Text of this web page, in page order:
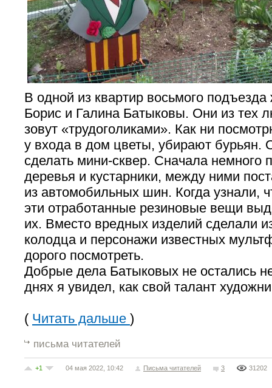
В одной из квартир восьмого подъезда
Борис и Галина Батыковы. Они из тех
зовут «трудоголиками». Как ни
у входа в дом цветы, убирают
сделать мини-сквер. Сначала немного
деревья и кустарники, между ними
из автомобильных шин. Когда узнали,
эти отработанные резиновые вещи
их. Вместо вредных изделий сделали
колодца и персонажи известных
дорого посмотреть.
Добрые дела Батыковых не остались
днях я увидел, как свой талант
( Читать дальше )
письма читателей
+1 04 мая 2022, 10:42 Письма читателей 3 31202